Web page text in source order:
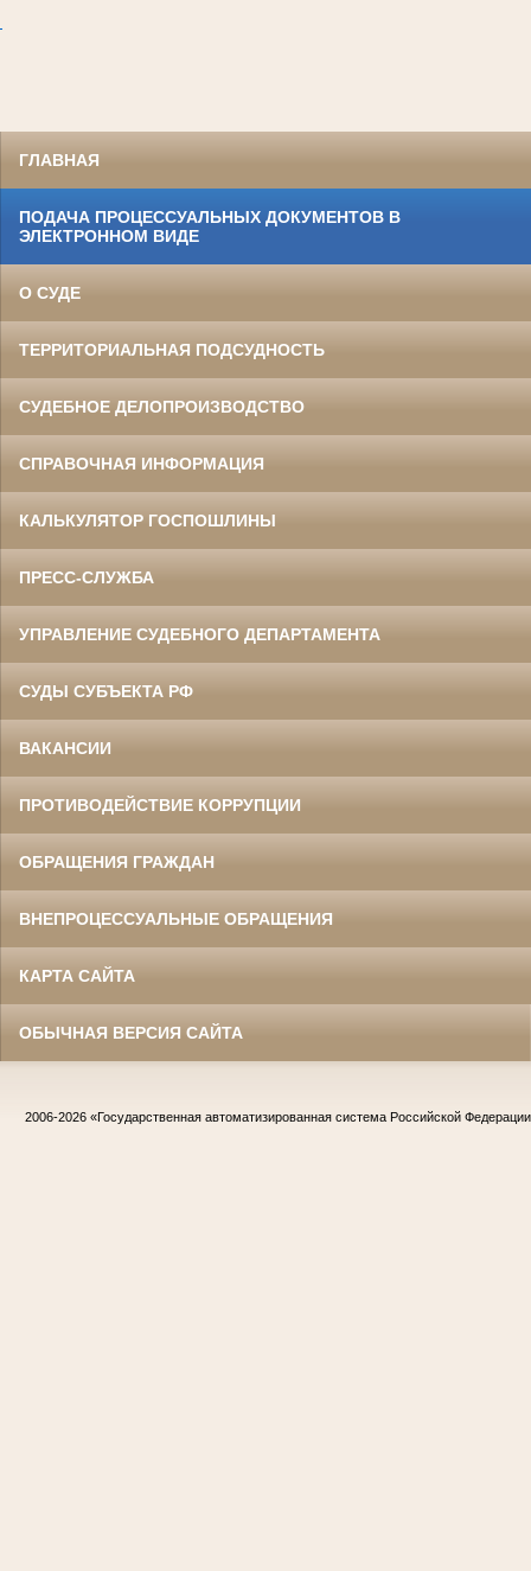
ГЛАВНАЯ
ПОДАЧА ПРОЦЕССУАЛЬНЫХ ДОКУМЕНТОВ В
ЭЛЕКТРОННОМ ВИДЕ
О СУДЕ
ТЕРРИТОРИАЛЬНАЯ ПОДСУДНОСТЬ
СУДЕБНОЕ ДЕЛОПРОИЗВОДСТВО
СПРАВОЧНАЯ ИНФОРМАЦИЯ
КАЛЬКУЛЯТОР ГОСПОШЛИНЫ
ПРЕСС-СЛУЖБА
УПРАВЛЕНИЕ СУДЕБНОГО ДЕПАРТАМЕНТА
СУДЫ СУБЪЕКТА РФ
ВАКАНСИИ
ПРОТИВОДЕЙСТВИЕ КОРРУПЦИИ
ОБРАЩЕНИЯ ГРАЖДАН
ВНЕПРОЦЕССУАЛЬНЫЕ ОБРАЩЕНИЯ
КАРТА САЙТА
ОБЫЧНАЯ ВЕРСИЯ САЙТА
2006-2026 «Государственная автоматизированная система Российской